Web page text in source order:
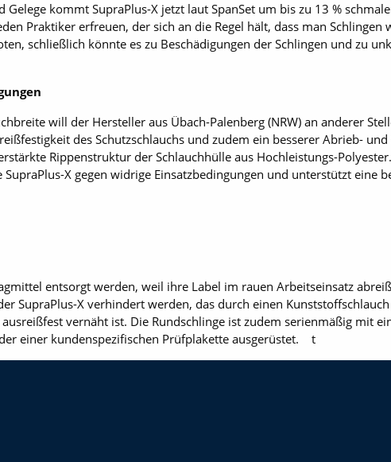
Gelege kommt SupraPlus-X jetzt laut SpanSet um bis zu 13 %
Praktiker erfreuen, der sich an die Regel hält, dass man
schließlich könnte es zu Beschädigungen der Schlingen und zu
will der Hersteller aus Übach-Palenberg (NRW) an anderer
des Schutzschlauchs und zudem ein besserer Abrieb-
Rippenstruktur der Schlauchhülle aus Hochleistungs-
X gegen widrige Einsatzbedingungen und unterstützt eine
entsorgt werden, weil ihre Label im rauen Arbeitseinsatz
SupraPlus-X verhindert werden, das durch einen
vernäht ist. Die Rundschlinge ist zudem serienmäßig mit
einer kundenspezifischen Prüfplakette ausgerüstet. t